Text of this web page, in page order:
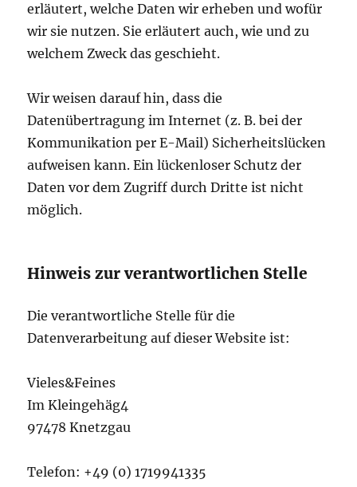
erläutert, welche Daten wir erheben und wofür
wir sie nutzen. Sie erläutert auch, wie und zu
welchem Zweck das geschieht.
Wir weisen darauf hin, dass die
Datenübertragung im Internet (z. B. bei der
Kommunikation per E-Mail) Sicherheitslücken
aufweisen kann. Ein lückenloser Schutz der
Daten vor dem Zugriff durch Dritte ist nicht
möglich.
Hinweis zur verantwortlichen Stelle
Die verantwortliche Stelle für die
Datenverarbeitung auf dieser Website ist:
Vieles&Feines
Im Kleingehäg4
97478 Knetzgau
Telefon: +49 (0) 1719941335